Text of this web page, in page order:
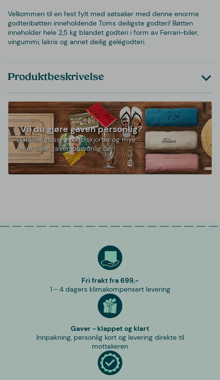
Velkommen til en fest fylt med søtsaker med denne enorme
godteribøtten inneholdende Toms deiligste godteri! Bøtten
inneholder hele 2,5 kg blandet godteri i form av Ferrari-biler,
vingummi, lakris og annet deilig gelégodteri.
Produktbeskrivelse
Vil du gjøre gaven personlig?
Graver glass, trykk t-skjorter og mye
mer. Gjør gaven personlig her!
Fri frakt fra 699,-
1 - 4 dagers klimakompensert levering
Gaver - klappet og klart
Innpakning, personlig kort og levering direkte til
mottakeren